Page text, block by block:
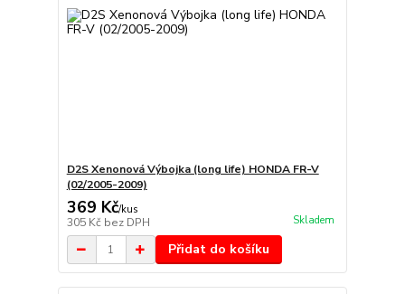
D2S Xenonová Výbojka (long life) HONDA FR-V
(02/2005-2009)
369 Kč/kus
305 Kč bez DPH Skladem
Přidat do košíku